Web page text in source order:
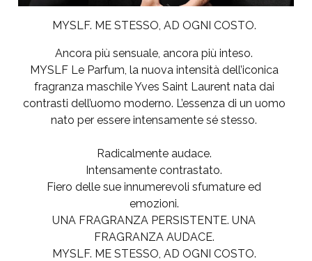
MYSLF. ME STESSO, AD OGNI COSTO.
Ancora più sensuale, ancora più inteso.
MYSLF Le Parfum, la nuova intensità dell’iconica
fragranza maschile Yves Saint Laurent nata dai
contrasti dell’uomo moderno. L’essenza di un uomo
nato per essere intensamente sé stesso.
Radicalmente audace.
Intensamente contrastato.
Fiero delle sue innumerevoli sfumature ed
emozioni.
UNA FRAGRANZA PERSISTENTE. UNA
FRAGRANZA AUDACE.
MYSLF. ME STESSO, AD OGNI COSTO.